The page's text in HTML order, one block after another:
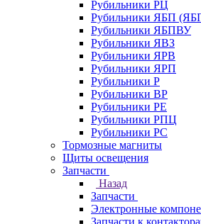
Рубильники РЦ
Рубильники ЯБП
Рубильники ЯБПВУ
Рубильники ЯВЗ
Рубильники ЯРВ
Рубильники ЯРП
Рубильники Р
Рубильники ВР
Рубильники РЕ
Рубильники РПЦ
Рубильники РС
Тормозные магниты
Щиты освещения
Запчасти
Назад
Запчасти
Электронные
Запчасти к